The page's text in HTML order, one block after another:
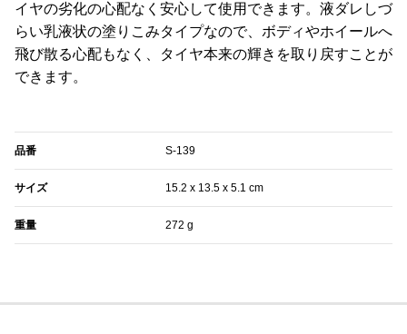
イヤの劣化の心配なく安心して使用できます。液ダレしづ
らい乳液状の塗りこみタイプなので、ボディやホイールへ
飛び散る心配もなく、タイヤ本来の輝きを取り戻すことが
できます。
品番 ‎S-139
サイズ ‎‎‎‎15.2 x 13.5 x 5.1 cm
重量 ‎272 g